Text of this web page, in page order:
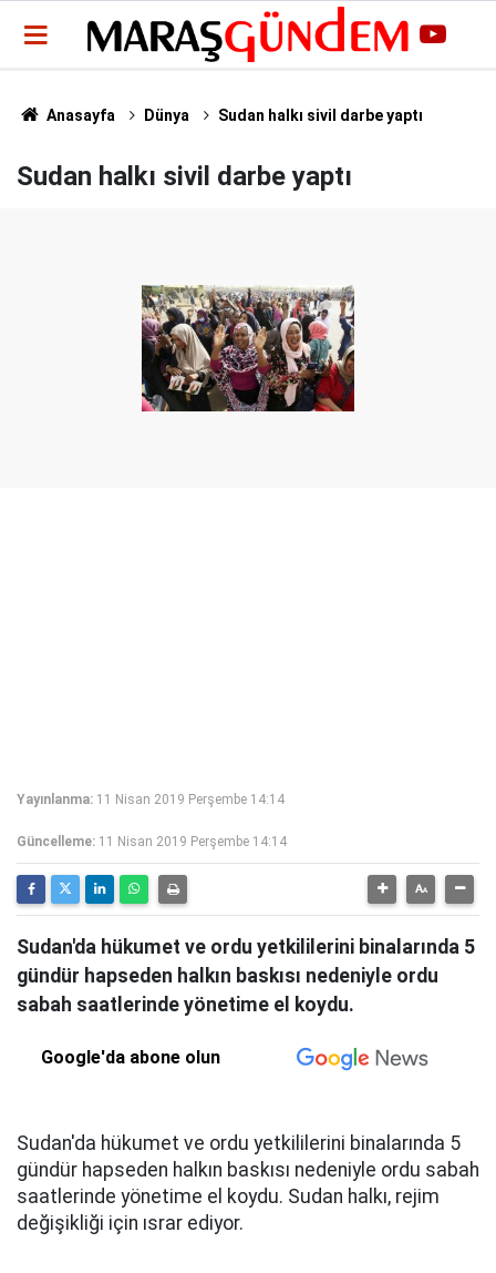
Anasayfa Dünya Sudan halkı sivil darbe yaptı
Sudan halkı sivil darbe yaptı
Yayınlanma: 11 Nisan 2019 Perşembe 14:14
Güncelleme: 11 Nisan 2019 Perşembe 14:14
Sudan'da hükumet ve ordu yetkililerini binalarında 5
gündür hapseden halkın baskısı nedeniyle ordu
sabah saatlerinde yönetime el koydu.
Google'da abone olun
Sudan'da hükumet ve ordu yetkililerini binalarında 5
gündür hapseden halkın baskısı nedeniyle ordu sabah
saatlerinde yönetime el koydu. Sudan halkı, rejim
değişikliği için ısrar ediyor.